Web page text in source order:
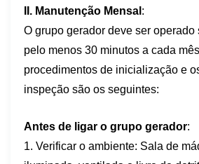
II. Manutenção Mensal :
O grupo gerador deve ser operado
pelo menos 30 minutos a cada
procedimentos de inicialização e
inspeção são os seguintes:
Antes de ligar o grupo gerador:
1. Verificar o ambiente: Sala de